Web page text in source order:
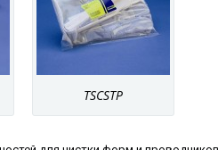
TSCSTP